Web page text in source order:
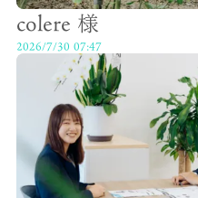
colere 様
2026/7/30 07:47